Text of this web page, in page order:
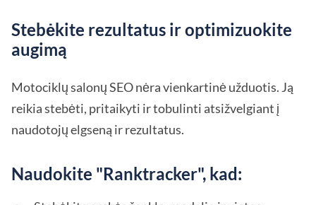
Stebėkite rezultatus ir optimizuokite
augimą
Motociklų salonų SEO nėra vienkartinė užduotis. Ją
reikia stebėti, pritaikyti ir tobulinti atsižvelgiant į
naudotojų elgseną ir rezultatus.
Naudokite "Ranktracker", kad: